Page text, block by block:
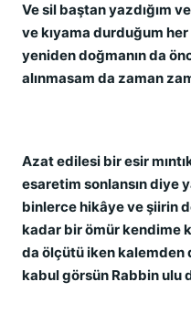
Ve sil baştan yazdığım
ve kıyama durduğum
yeniden doğmanın da
alınmasam da zaman
Azat edilesi bir esir
esaretim sonlansın diye
binlerce hikâye ve şiirin
kadar bir ömür kendime
da ölçütü iken kalemden
kabul görsün Rabbin ulu